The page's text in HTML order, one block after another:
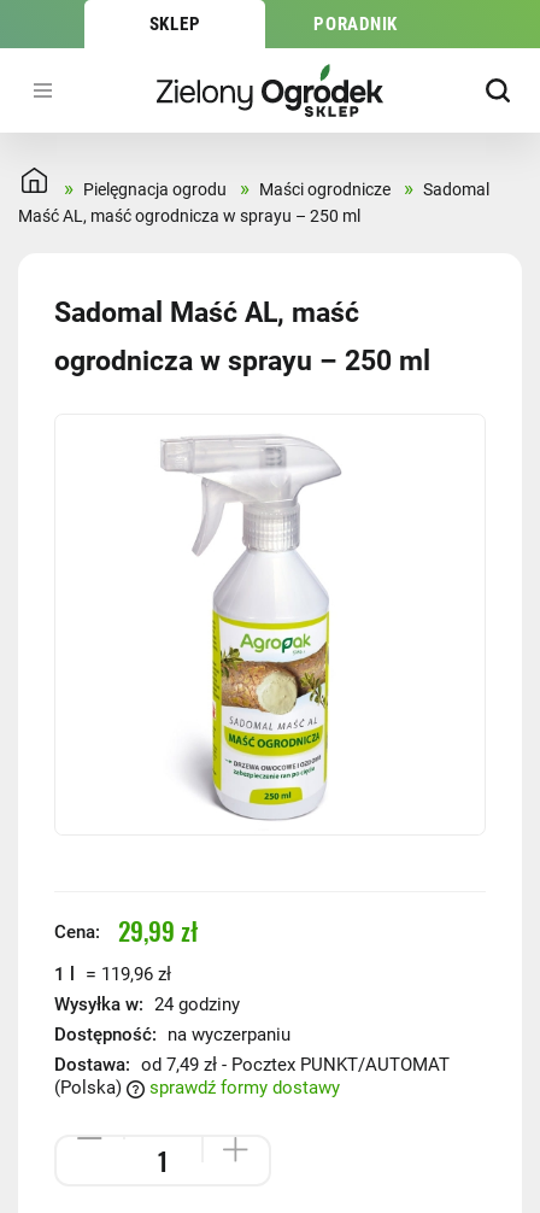
SKLEP PORADNIK
» Pielęgnacja ogrodu » Maści ogrodnicze » Sadomal
Maść AL, maść ogrodnicza w sprayu – 250 ml
Sadomal Maść AL, maść
ogrodnicza w sprayu – 250 ml
Cena: 29,99 zł
1 l = 119,96 zł
Wysyłka w: 24 godziny
Dostępność:
na wyczerpaniu
Dostawa: od 7,49 zł - Pocztex PUNKT/AUTOMAT
(Polska)
sprawdź formy dostawy